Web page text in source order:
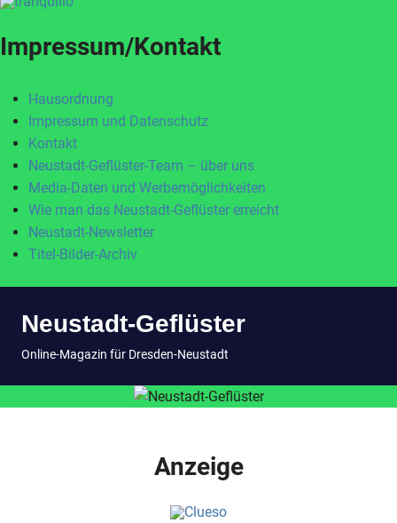
Impressum/Kontakt
Hausordnung
Impressum und Datenschutz
Kontakt
Neustadt-Geflüster-Team – über uns
Media-Daten und Werbemöglichkeiten
Wie man das Neustadt-Geflüster erreicht
Neustadt-Newsletter
Titel-Bilder-Archiv
InhaltNeustadt-Geflüster
Online-Magazin für Dresden-Neustadt
Anzeige